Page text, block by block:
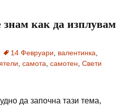
как да изплувам
14 Февруари валентинка
самота самотен Свети
да започна тази тема,